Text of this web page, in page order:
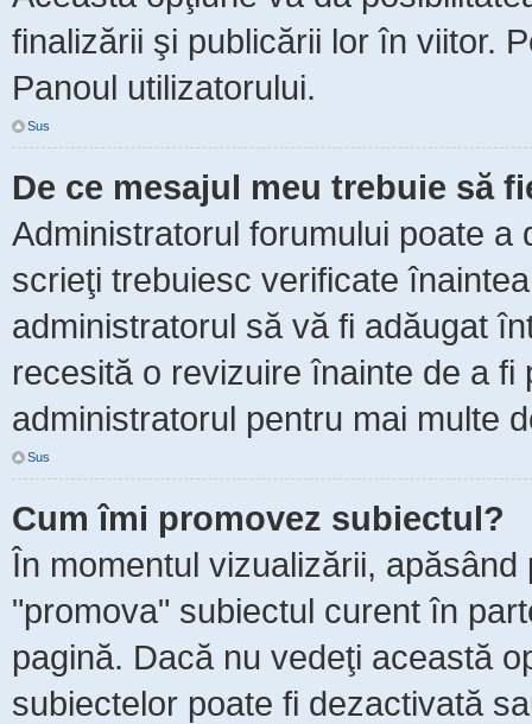
finalizării şi publicării lor în viitor.
Panoul utilizatorului.
Sus
De ce mesajul meu trebuie să
Administratorul forumului poate
scrieţi trebuiesc verificate
administratorul să vă fi adăugat
recesită o revizuire înainte de a
administratorul pentru mai multe
Sus
Cum îmi promovez subiectul?
În momentul vizualizării, apăsând
"promova" subiectul curent în
pagină. Dacă nu vedeţi această
subiectelor poate fi dezactivată